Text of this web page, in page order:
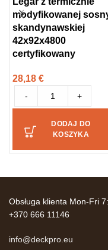
modyfikowanej
skandynawskiej
42x92x4800
certyfikowany
28,18 €
- +
DODAJ DO
KOSZYKA
Obsługa klienta Mon-Fri
+370 666 11146
info@deckpro.eu